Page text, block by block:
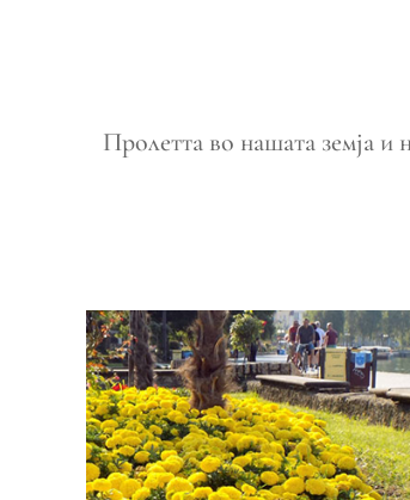
Пролетта во нашата земја и